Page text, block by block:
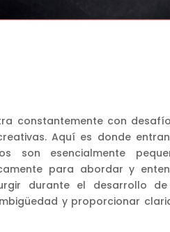
constantemente con
Aquí es donde
son esencialmente
para abordar y
durante el desarrollo
y proporcionar